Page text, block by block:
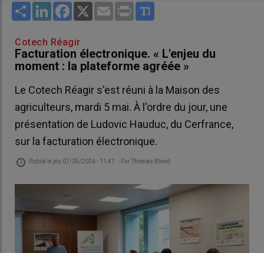
Share LinkedInFacebook
X Email Print
Cotech Réagir
Facturation électronique. « L'enjeu du
moment : la plateforme agréée »
Le Cotech Réagir s'est réuni à la Maison des
agriculteurs, mardi 5 mai. À l'ordre du jour, une
présentation de Ludovic Hauduc, du Cerfrance,
sur la facturation électronique.
Publié le jeu 07/05/2026 - 11:47 - ParThomas Blond